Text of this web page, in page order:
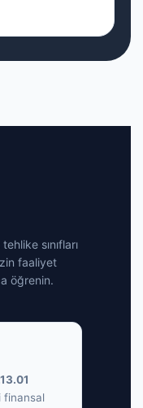
sınıfları
faaliyet
öğrenin.
finansal